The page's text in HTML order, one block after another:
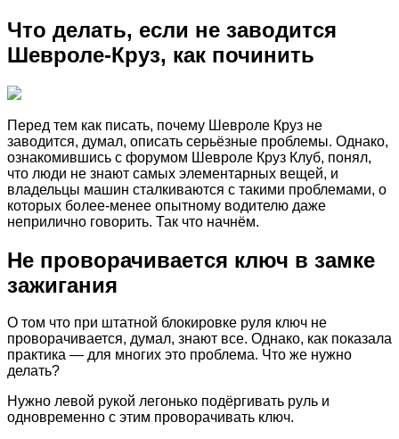
Что делать, если не заводится
Шевроле-Круз, как починить
Перед тем как писать, почему Шевроле Круз не
заводится, думал, описать серьёзные проблемы. Однако,
ознакомившись с форумом Шевроле Круз Клуб, понял,
что люди не знают самых элементарных вещей, и
владельцы машин сталкиваются с такими проблемами, о
которых более-менее опытному водителю даже
неприлично говорить. Так что начнём.
Не проворачивается ключ в замке
зажигания
О том что при штатной блокировке руля ключ не
проворачивается, думал, знают все. Однако, как показала
практика — для многих это проблема. Что же нужно
делать?
Нужно левой рукой легонько подёргивать руль и
одновременно с этим проворачивать ключ.